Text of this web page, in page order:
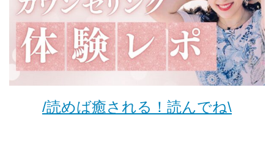
/読めば癒される！読んでね\